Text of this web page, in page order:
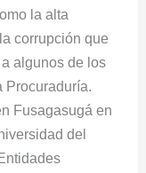
la alta
corrupción que
algunos de los
Procuraduría.
Fusagasugá en
del